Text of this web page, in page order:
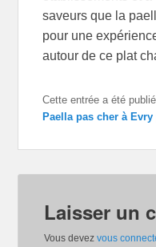
saveurs que la
pour une
autour de ce plat
Cette entrée a été
Paella pas cher à Evry
Laisser un
Vous devezvous